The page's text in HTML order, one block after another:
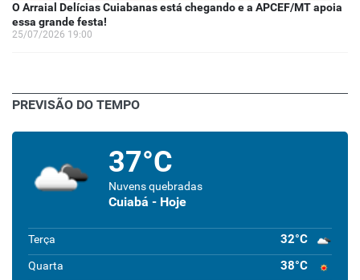
O Arraial Delícias Cuiabanas está chegando e a APCEF/MT apoia
essa grande festa!
25/07/2026 19:00
PREVISÃO DO TEMPO
37°C
Nuvens quebradas
Cuiabá - Hoje
Terça 32°C
Quarta 38°C